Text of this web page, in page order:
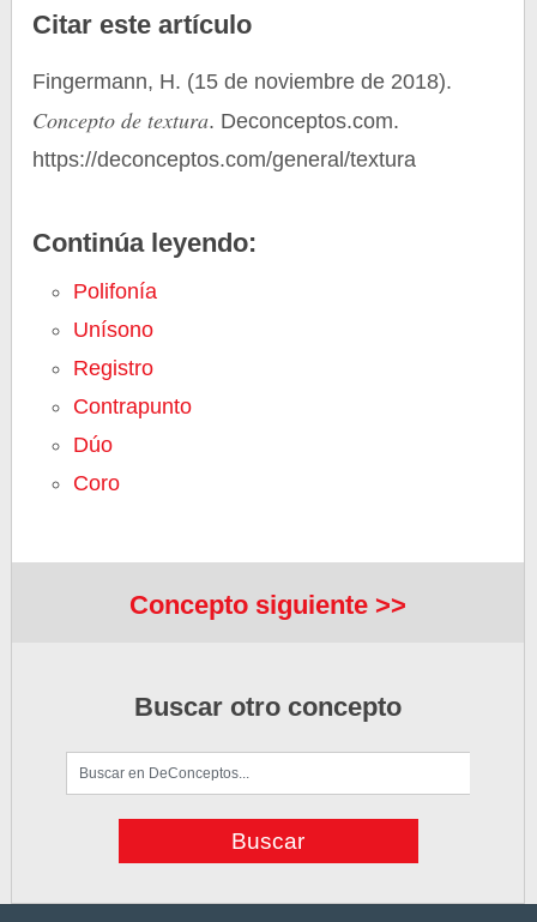
Citar este artículo
Fingermann, H. (15 de noviembre de 2018).
Concepto de textura. Deconceptos.com.
https://deconceptos.com/general/textura
Continúa leyendo:
Polifonía
Unísono
Registro
Contrapunto
Dúo
Coro
Concepto siguiente >>
Buscar otro concepto